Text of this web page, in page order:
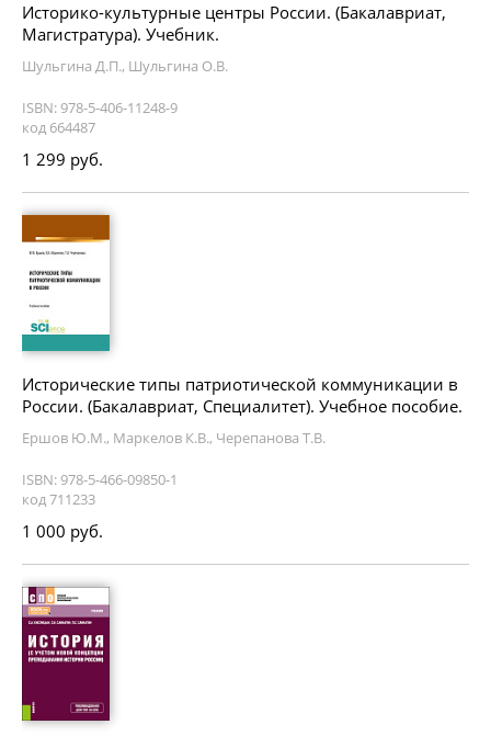
Историко-культурные центры России. (Бакалавриат,
Магистратура). Учебник.
Шульгина Д.П., Шульгина О.В.
ISBN: 978-5-406-11248-9
код 664487
1 299 руб.
Исторические типы патриотической коммуникации в
России. (Бакалавриат, Специалитет). Учебное пособие.
Ершов Ю.М., Маркелов К.В., Черепанова Т.В.
ISBN: 978-5-466-09850-1
код 711233
1 000 руб.